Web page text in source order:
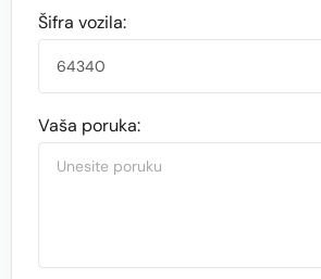
Šifra vozila:
Vaša poruka: